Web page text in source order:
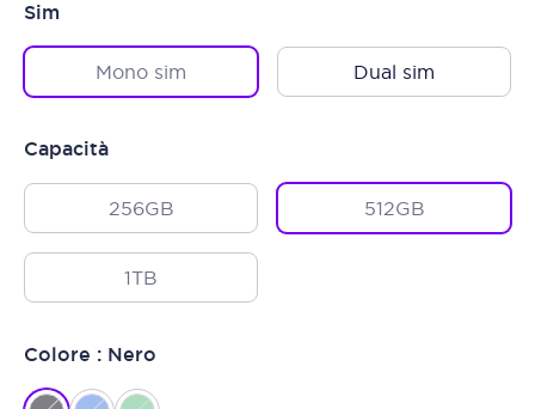
Sim
Mono sim Dual sim
Capacità
256GB 512GB
1TB
Colore : Nero